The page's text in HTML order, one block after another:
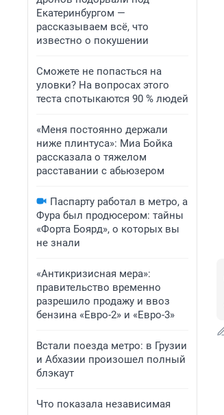
Екатеринбургом —
рассказываем всё, что
известно о покушении
Сможете не попасться на
уловки? На вопросах этого
теста спотыкаются 90 % людей
«Меня постоянно держали
ниже плинтуса»: Миа Бойка
рассказала о тяжелом
расставании с абьюзером
Паспарту работал в метро, а
Фура был продюсером: тайны
«Форта Боярд», о которых вы
не знали
«Антикризисная мера»:
правительство временно
разрешило продажу и ввоз
бензина «Евро-2» и «Евро-3»
Встали поезда метро: в Грузии
и Абхазии произошел полный
блэкаут
Что показала независимая